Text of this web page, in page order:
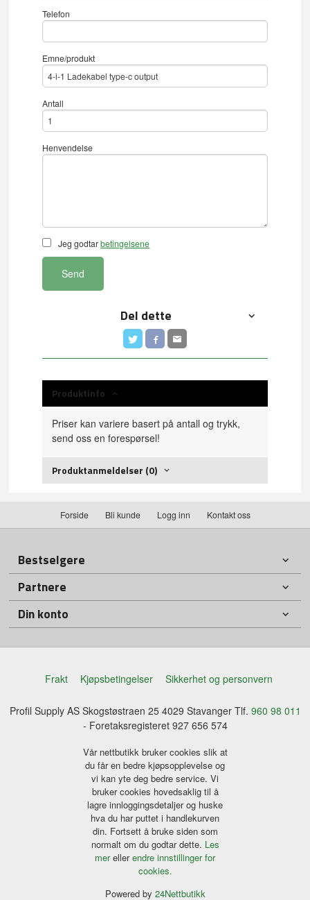
Telefon
Emne/produkt
Antall
Henvendelse
Jeg godtarbetingelsene
Send
Del dette
Produktinfo
Priser kan variere basert på antall og trykk,
send oss en forespørsel!
Produktanmeldelser (0)
Forside Bli kunde Logg inn Kontakt oss
Bestselgere
Partnere
Din konto
Frakt Kjøpsbetingelser Sikkerhet og personvern
Profil Supply AS Skogstøstraen 25 4029 Stavanger Tlf. 960 98 011
- Foretaksregisteret 927 656 574
Vår nettbutikk bruker cookies slik at
du får en bedre kjøpsopplevelse og
vi kan yte deg bedre service. Vi
bruker cookies hovedsaklig til å
lagre innloggingsdetaljer og huske
hva du har puttet i handlekurven
din. Fortsett å bruke siden som
normalt om du godtar dette. Les
merellerendre innstillinger for
cookies.
Powered by 24Nettbutikk